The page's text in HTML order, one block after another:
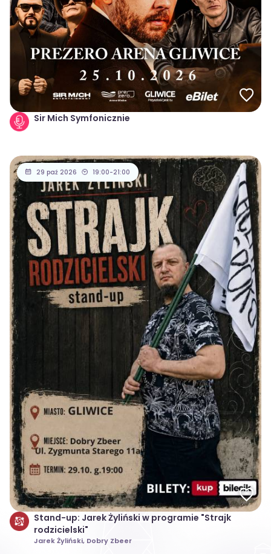
Sir Mich Symfonicznie
29 paź 2026 19:00-21:00
Stand-up: Jarek Żyliński w programie "Strajk
rodzicielski"
Jarek Żyliński, Dobry Zbeer